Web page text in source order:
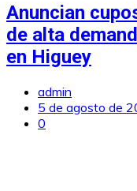
Anuncian
de alta
en Higuey
admin
5 de agosto de
0